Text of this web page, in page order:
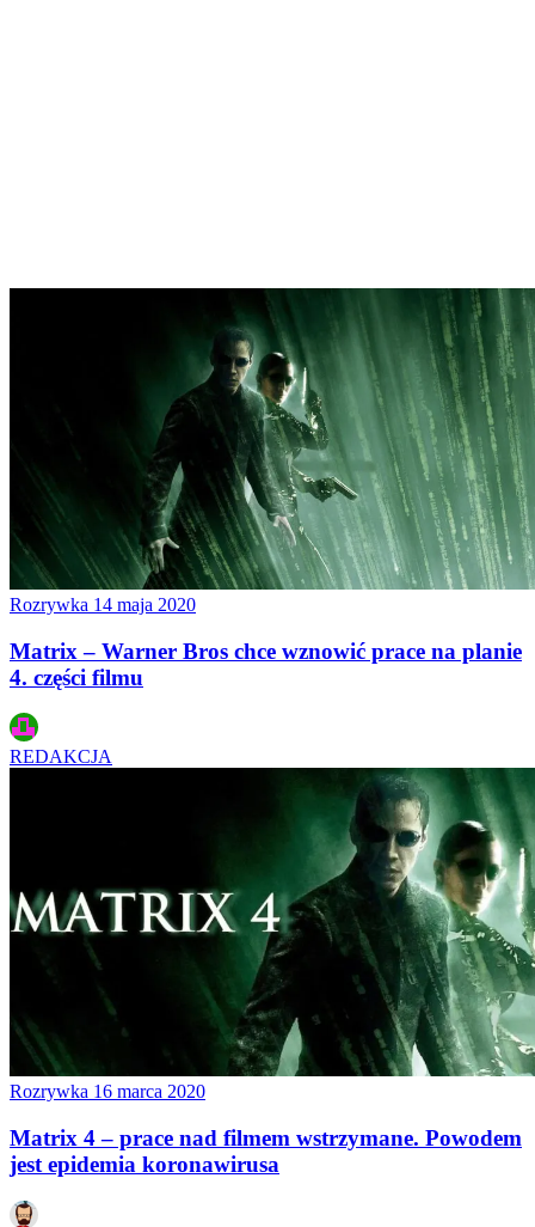
Rozrywka 14 maja 2020
Matrix – Warner Bros chce wznowić prace na planie
4. części filmu
REDAKCJA
Rozrywka 16 marca 2020
Matrix 4 – prace nad filmem wstrzymane. Powodem
jest epidemia koronawirusa